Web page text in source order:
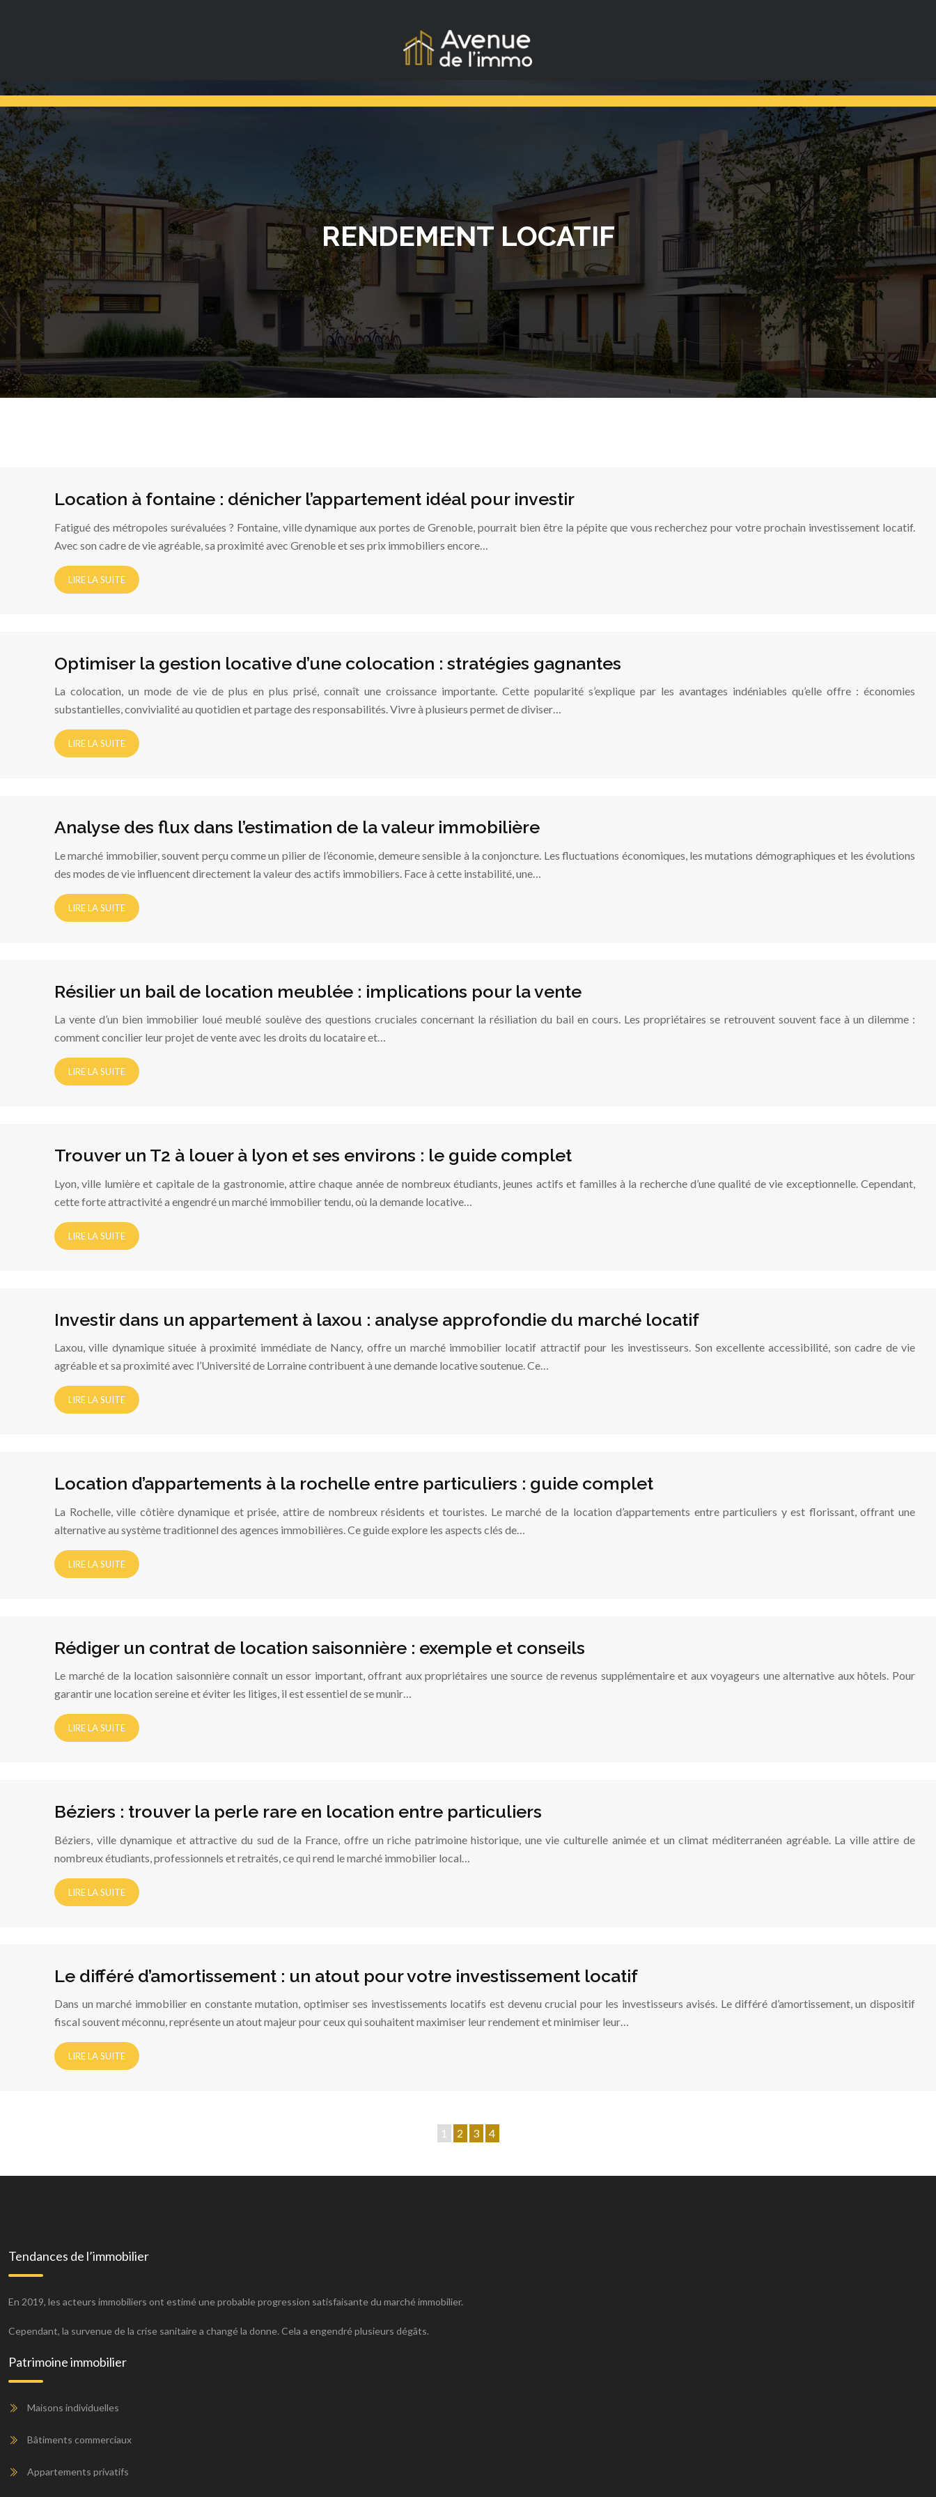
RENDEMENT LOCATIF
Location à fontaine : dénicher l’appartement idéal pour investir
Fatigué des métropoles surévaluées ? Fontaine, ville dynamique aux portes de Grenoble, pourrait bien être la pépite que vous recherchez pour votre prochain investissement locatif.
Avec son cadre de vie agréable, sa proximité avec Grenoble et ses prix immobiliers encore…
LIRE LA SUITE
Optimiser la gestion locative d’une colocation : stratégies gagnantes
La colocation, un mode de vie de plus en plus prisé, connaît une croissance importante. Cette popularité s’explique par les avantages indéniables qu’elle offre : économies
substantielles, convivialité au quotidien et partage des responsabilités. Vivre à plusieurs permet de diviser…
LIRE LA SUITE
Analyse des flux dans l’estimation de la valeur immobilière
Le marché immobilier, souvent perçu comme un pilier de l’économie, demeure sensible à la conjoncture. Les fluctuations économiques, les mutations démographiques et les évolutions
des modes de vie influencent directement la valeur des actifs immobiliers. Face à cette instabilité, une…
LIRE LA SUITE
Résilier un bail de location meublée : implications pour la vente
La vente d’un bien immobilier loué meublé soulève des questions cruciales concernant la résiliation du bail en cours. Les propriétaires se retrouvent souvent face à un dilemme :
comment concilier leur projet de vente avec les droits du locataire et…
LIRE LA SUITE
Trouver un T2 à louer à lyon et ses environs : le guide complet
Lyon, ville lumière et capitale de la gastronomie, attire chaque année de nombreux étudiants, jeunes actifs et familles à la recherche d’une qualité de vie exceptionnelle. Cependant,
cette forte attractivité a engendré un marché immobilier tendu, où la demande locative…
LIRE LA SUITE
Investir dans un appartement à laxou : analyse approfondie du marché locatif
Laxou, ville dynamique située à proximité immédiate de Nancy, offre un marché immobilier locatif attractif pour les investisseurs. Son excellente accessibilité, son cadre de vie
agréable et sa proximité avec l’Université de Lorraine contribuent à une demande locative soutenue. Ce…
LIRE LA SUITE
Location d’appartements à la rochelle entre particuliers : guide complet
La Rochelle, ville côtière dynamique et prisée, attire de nombreux résidents et touristes. Le marché de la location d’appartements entre particuliers y est florissant, offrant une
alternative au système traditionnel des agences immobilières. Ce guide explore les aspects clés de…
LIRE LA SUITE
Rédiger un contrat de location saisonnière : exemple et conseils
Le marché de la location saisonnière connaît un essor important, offrant aux propriétaires une source de revenus supplémentaire et aux voyageurs une alternative aux hôtels. Pour
garantir une location sereine et éviter les litiges, il est essentiel de se munir…
LIRE LA SUITE
Béziers : trouver la perle rare en location entre particuliers
Béziers, ville dynamique et attractive du sud de la France, offre un riche patrimoine historique, une vie culturelle animée et un climat méditerranéen agréable. La ville attire de
nombreux étudiants, professionnels et retraités, ce qui rend le marché immobilier local…
LIRE LA SUITE
Le différé d’amortissement : un atout pour votre investissement locatif
Dans un marché immobilier en constante mutation, optimiser ses investissements locatifs est devenu crucial pour les investisseurs avisés. Le différé d’amortissement, un dispositif
fiscal souvent méconnu, représente un atout majeur pour ceux qui souhaitent maximiser leur rendement et minimiser leur…
LIRE LA SUITE
1 2 3 4
Tendances de l’immobilier
En 2019, les acteurs immobiliers ont estimé une probable progression satisfaisante du marché immobilier.
Cependant, la survenue de la crise sanitaire a changé la donne. Cela a engendré plusieurs dégâts.
Patrimoine immobilier
Maisons individuelles
Bâtiments commerciaux
Appartements privatifs